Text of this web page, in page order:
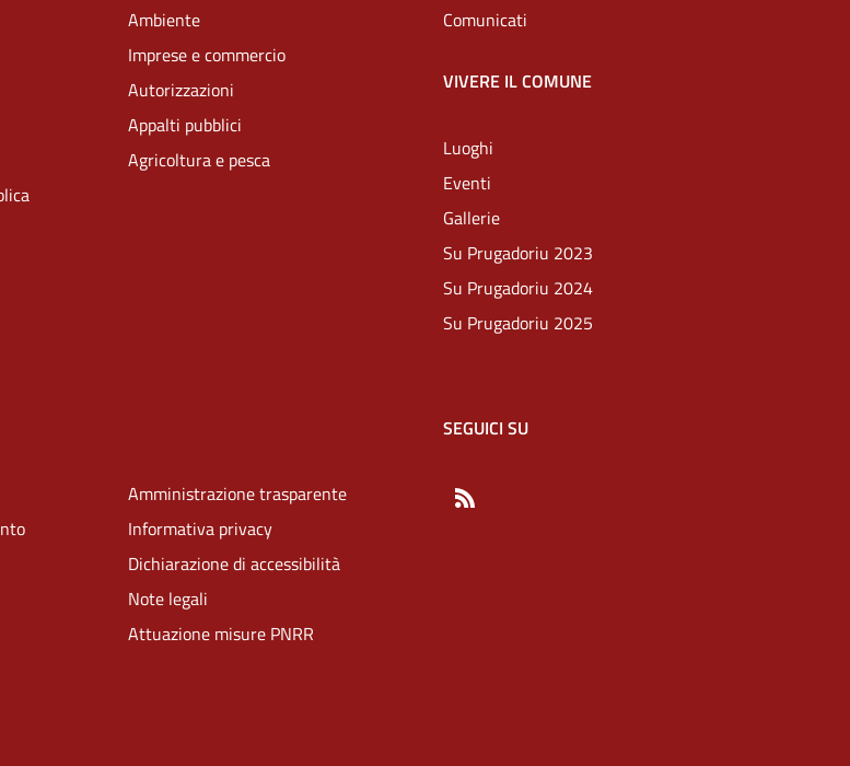
Ambiente
Imprese e commercio
Autorizzazioni
Appalti pubblici
Agricoltura e pesca
Comunicati
VIVERE IL COMUNE
Luoghi
Eventi
Gallerie
Su Prugadoriu 2023
Su Prugadoriu 2024
Su Prugadoriu 2025
Amministrazione trasparente
Informativa privacy
Dichiarazione di accessibilità
Note legali
Attuazione misure PNRR
SEGUICI SU